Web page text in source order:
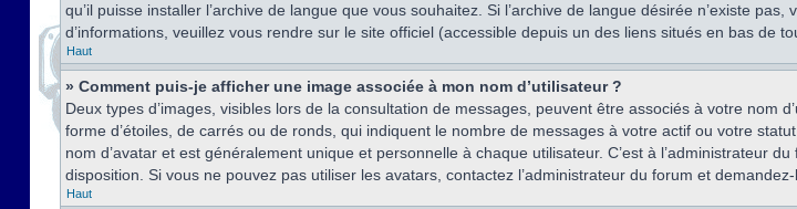
qu’il puisse installer l’archive de langue que vous souhaitez. Si l’archive de langue désirée n’existe
d’informations, veuillez vous rendre sur le site officiel (accessible depuis un des liens situés en bas de
Haut
» Comment puis-je afficher une image associée à mon nom d’utilisateur ?
Deux types d’images, visibles lors de la consultation de messages, peuvent être associés à votre nom
forme d’étoiles, de carrés ou de ronds, qui indiquent le nombre de messages à votre actif ou votre
nom d’avatar et est généralement unique et personnelle à chaque utilisateur. C’est à l’administrateur
disposition. Si vous ne pouvez pas utiliser les avatars, contactez l’administrateur du forum et
Haut